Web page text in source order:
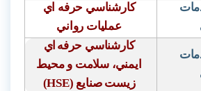
كارشناسي حرفه اي
عمليات رواني
كارشناسي حرفه اي
ايمني، سلامت و محيط
زيست صنايع ((HSE